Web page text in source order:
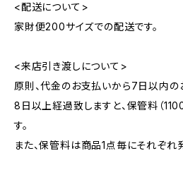
<配送について>
家財便200サイズでの配送です。
<来店引き渡しについて>
原則、代金のお支払いから7日以内の
8日以上経過致しますと、保管料（
す。
また、保管料は商品1点毎にそれぞれ